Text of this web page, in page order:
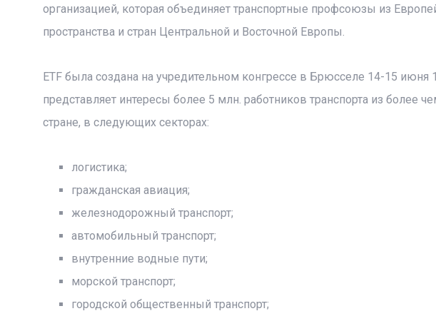
организацией, которая объединяет транспортные профсоюзы из
пространства и стран Центральной и Восточной Европы.
ETF была создана на учредительном конгрессе в Брюсселе 14-15
представляет интересы более 5 млн. работников транспорта из более
стране, в следующих секторах:
логистика;
гражданская авиация;
железнодорожный транспорт;
автомобильный транспорт;
внутренние водные пути;
морской транспорт;
городской общественный транспорт;